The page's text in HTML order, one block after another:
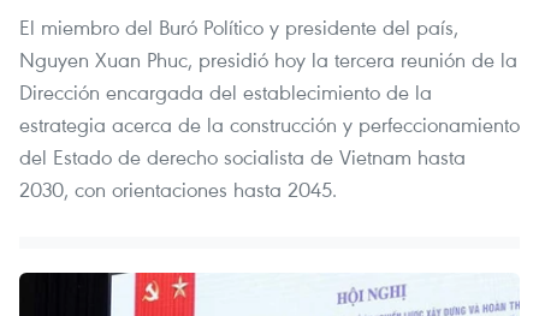
El miembro del Buró Político y presidente del país,
Nguyen Xuan Phuc, presidió hoy la tercera reunión de la
Dirección encargada del establecimiento de la
estrategia acerca de la construcción y perfeccionamiento
del Estado de derecho socialista de Vietnam hasta
2030, con orientaciones hasta 2045.